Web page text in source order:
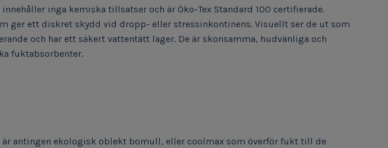
inga kemiska tillsatser och är Öko-Tex Standard 100 certifierade.
ger ett diskret skydd vid dropp- eller stressinkontinens. Visuellt ser de ut som
och har ett säkert vattentätt lager. De är skonsamma, hudvänliga och
fuktabsorbenter.
antingen ekologisk oblekt bomull, eller coolmax som överför fukt till de